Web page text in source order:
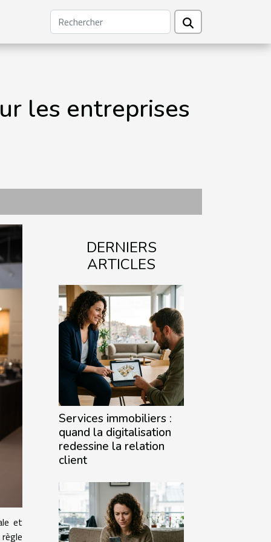
les entreprises
et
DERNIERS
ARTICLES
Services immobiliers :
quand la digitalisation
redessine la relation
client